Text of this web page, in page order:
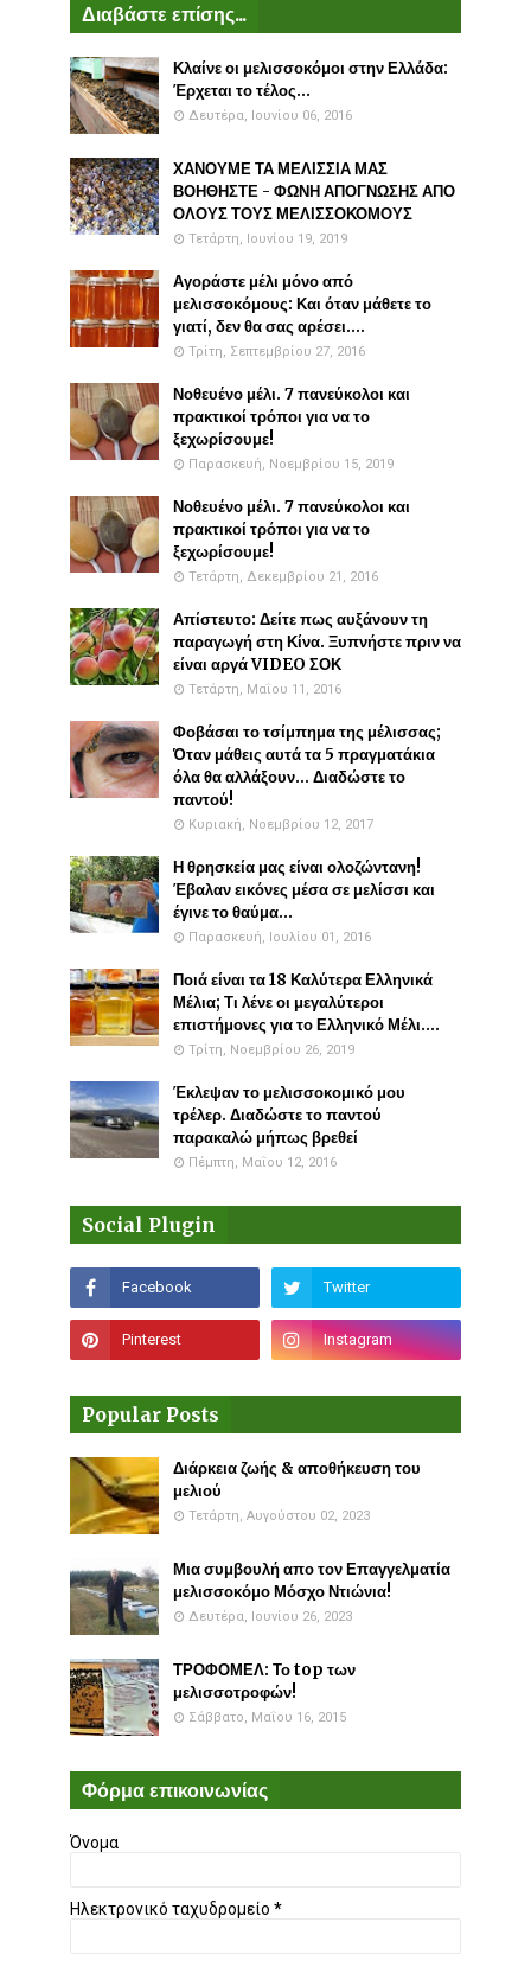
Διαβάστε επίσης...
Κλαίνε οι μελισσοκόμοι στην Ελλάδα:
Έρχεται το τέλος...
Δευτέρα, Ιουνίου 06, 2016
ΧΑΝΟΥΜΕ ΤΑ ΜΕΛΙΣΣΙΑ ΜΑΣ
ΒΟΗΘΗΣΤΕ - ΦΩΝΗ ΑΠΟΓΝΩΣΗΣ ΑΠΟ
ΟΛΟΥΣ ΤΟΥΣ ΜΕΛΙΣΣΟΚΟΜΟΥΣ
Τετάρτη, Ιουνίου 19, 2019
Αγοράστε μέλι μόνο από
μελισσοκόμους: Και όταν μάθετε το
γιατί, δεν θα σας αρέσει....
Τρίτη, Σεπτεμβρίου 27, 2016
Νοθευένο μέλι. 7 πανεύκολοι και
πρακτικοί τρόποι για να το
ξεχωρίσουμε!
Παρασκευή, Νοεμβρίου 15, 2019
Νοθευένο μέλι. 7 πανεύκολοι και
πρακτικοί τρόποι για να το
ξεχωρίσουμε!
Τετάρτη, Δεκεμβρίου 21, 2016
Απίστευτο: Δείτε πως αυξάνουν τη
παραγωγή στη Κίνα. Ξυπνήστε πριν να
είναι αργά VIDEO ΣΟΚ
Τετάρτη, Μαΐου 11, 2016
Φοβάσαι το τσίμπημα της μέλισσας;
Όταν μάθεις αυτά τα 5 πραγματάκια
όλα θα αλλάξουν... Διαδώστε το
παντού!
Κυριακή, Νοεμβρίου 12, 2017
Η θρησκεία μας είναι ολοζώντανη!
Έβαλαν εικόνες μέσα σε μελίσσι και
έγινε το θαύμα...
Παρασκευή, Ιουλίου 01, 2016
Ποιά είναι τα 18 Καλύτερα Ελληνικά
Μέλια; Τι λένε οι μεγαλύτεροι
επιστήμονες για το Ελληνικό Μέλι....
Τρίτη, Νοεμβρίου 26, 2019
Έκλεψαν το μελισσοκομικό μου
τρέλερ. Διαδώστε το παντού
παρακαλώ μήπως βρεθεί
Πέμπτη, Μαΐου 12, 2016
Social Plugin
Popular Posts
Διάρκεια ζωής & αποθήκευση του
μελιού
Τετάρτη, Αυγούστου 02, 2023
Μια συμβουλή απο τον Επαγγελματία
μελισσοκόμο Μόσχο Ντιώνια!
Δευτέρα, Ιουνίου 26, 2023
ΤΡΟΦΟΜΕΛ: Το top των
μελισσοτροφών!
Σάββατο, Μαΐου 16, 2015
Φόρμα επικοινωνίας
Όνομα
Ηλεκτρονικό ταχυδρομείο *